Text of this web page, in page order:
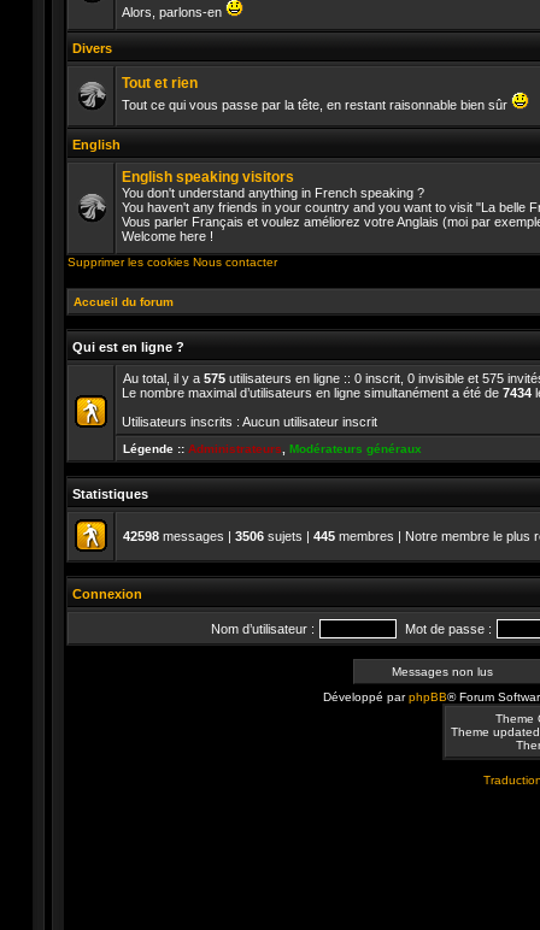
Aucun
lu
Alors, parlons-en
Divers
message
non
lu
Tout et rien
Tout ce qui vous passe par la tête, en restant raisonnable bien sûr
English
Aucun
message
non
lu
English speaking visitors
You don't understand anything in French speaking ?
You haven't any friends in your country and you want to visit "La belle
Vous parler Français et voulez améliorez votre Anglais (moi par
Welcome here !
Supprimer les cookies Nous contacter
Accueil du forum
Qui est en ligne ?
Au total, il y a 575 utilisateurs en ligne :: 0 inscrit, 0 invisible et 575
Le nombre maximal d’utilisateurs en ligne simultanément a été de 7434
Utilisateurs inscrits : Aucun utilisateur inscrit
Légende :: Administrateurs Modérateurs généraux
Statistiques
42598 messages | 3506 sujets | 445 membres | Notre membre le plus
Connexion
Nom d’utilisateur : Mot de passe :
Messages non lus
Développé parphpBB® Forum
Theme
Theme